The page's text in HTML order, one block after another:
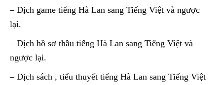
– Dịch game tiếng Hà Lan sang Tiếng Việt và ngược
lại.
– Dịch hồ sơ thầu tiếng Hà Lan sang Tiếng Việt và
ngược lại.
– Dịch sách , tiểu thuyết tiếng Hà Lan sang Tiếng Việt